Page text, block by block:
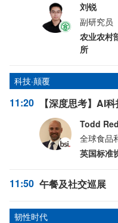
刘锐
副研究员
农业农村
所
科技·颠覆
11:20 【深度思考】AI
Todd
全球食品
英国标准
11:50 午餐及社交巡展
韧性时代